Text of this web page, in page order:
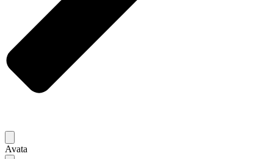
Avata